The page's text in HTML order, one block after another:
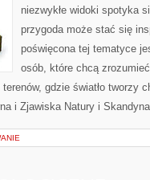
niezwykłe widoki spotyka
przygoda może stać się
poświęcona tej tematyce
osób, które chcą
gdzie światło tworzy
i Zjawiska Natury i